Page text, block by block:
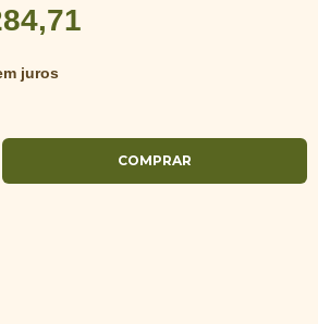
juros